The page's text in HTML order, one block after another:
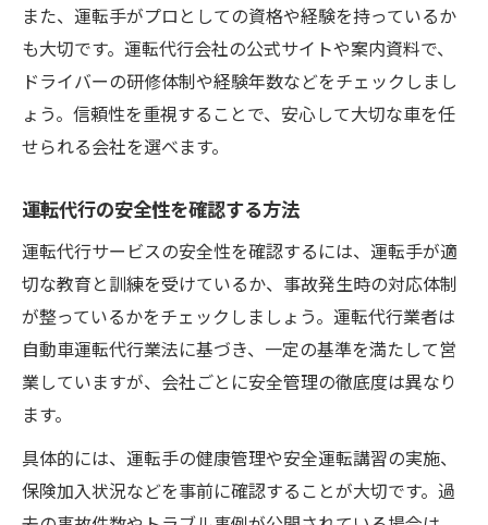
運転代行での金銭トラブルを防ぐ方法
運転代行会社が提供する安心ポイント
運転代行会社の安全対策と取り組み事例
運転代行のサポート内容を徹底比較
運転代行会社の教育や研修制度の重要性
安心感を高める運転代行のサービス体制
また、運転手がプロとしての資格や経験を持っているか
も大切です。運転代行会社の公式サイトや案内資料で、
ドライバーの研修体制や経験年数などをチェックしまし
ょう。信頼性を重視することで、安心して大切な車を任
せられる会社を選べます。
運転代行の安全性を確認する方法
運転代行サービスの安全性を確認するには、運転手が適
切な教育と訓練を受けているか、事故発生時の対応体制
が整っているかをチェックしましょう。運転代行業者は
自動車運転代行業法に基づき、一定の基準を満たして営
業していますが、会社ごとに安全管理の徹底度は異なり
ます。
具体的には、運転手の健康管理や安全運転講習の実施、
保険加入状況などを事前に確認することが大切です。過